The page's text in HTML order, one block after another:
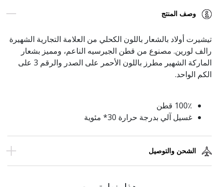
وصف المنتج
تيشيرت أولاد بالشعار باللون الكحلي من العلامة التجارية الشهيرة
رالف لورين. مصنوع من قطن الجيرسيه الناعم، ومميز بشعار
الماركة الشهير مطرز باللون الأحمر على الصدر والرقم 3 على
الكم الواحد.
100٪ قطن
غسيل آلي بدرجة حرارة 30* مئوية
الشحن والتوصيل